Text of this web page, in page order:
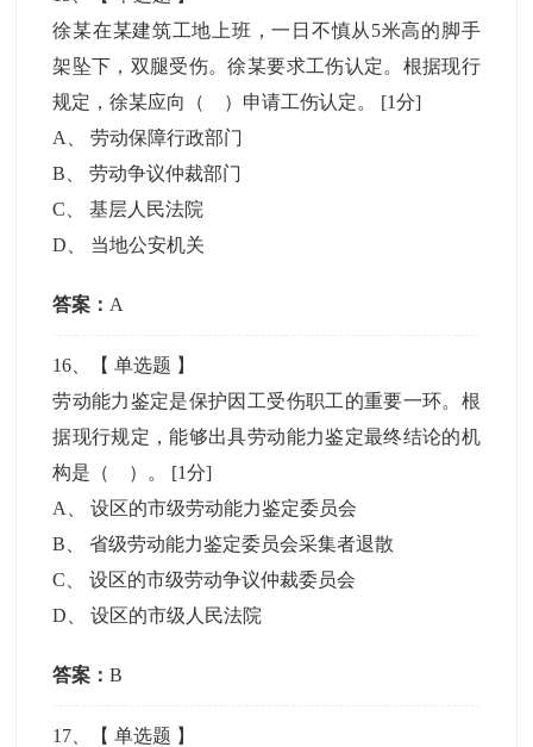
徐某在某建筑工地上班，一日不慎从5米高的脚手
架坠下，双腿受伤。徐某要求工伤认定。根据现行
规定，徐某应向（ ）申请工伤认定。 [1分]
A
、劳动保障行政部门
B 、劳动争议仲裁部门
C 、基层人民法院
D
当地公安机关
答案： A
16 、【单选题 】
劳动能力鉴定是保护因工受伤职工的重要一环。根
据现行规定，能够出具劳动能力鉴定最终结论的机
构是（ ）。 [1分]
A
、设区的市级劳动能力鉴定委员会
B 、省级劳动能力鉴定委员会采集者退散
C 、设区的市级劳动争议仲裁委员会
D 、设区的市级人民法院
答案：B
17 、【单选题 】